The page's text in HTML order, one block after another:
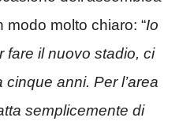
molto chiaro: “Io
fare il nuovo stadio, ci
anni. Per l’area
semplicemente di